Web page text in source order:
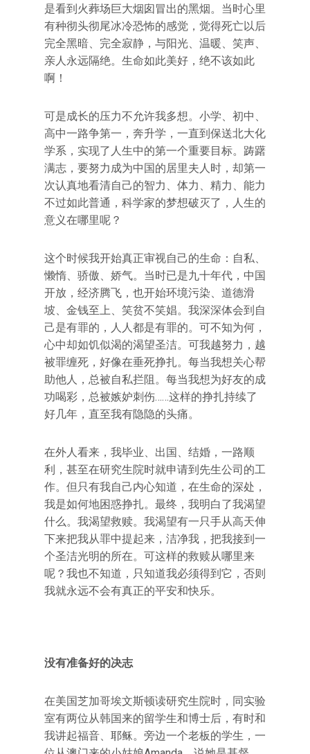
是看到火葬场巨大烟囱冒出的黑烟。当时心里
有种彻头彻尾冰冷恐怖的感觉，觉得死亡以后
完全黑暗、完全寂静，与阳光、温暖、笑声、
亲人永远隔绝。生命如此美好，绝不该如此
啊！
可是成长的压力不允许我多想。小学、初中、
高中一路争第一，奔升学，一直到保送北大化
学系，实现了人生中的第一个重要目标。踌躇
满志，要努力成为中国的居里夫人时，却第一
次认真地看清自己的智力、体力、精力、能力
不过如此普通，科学家的梦想破灭了，人生的
意义在哪里呢？
这个时候我开始真正审视自己的生命：自私、
懒惰、骄傲、娇气。当时已是九十年代，中国
开放，经济腾飞，也开始环境污染、道德滑
坡、金钱至上、笑贫不笑娼。我深深体会到自
己是有罪的，人人都是有罪的。可不知为何，
心中却如饥似渴的渴望圣洁。可我越努力，越
被罪缠死，好像在垂死挣扎。每当我想关心帮
助他人，总被自私拦阻。每当我想为好友的成
功喝彩，总被嫉妒刺伤……这样的挣扎持续了
好几年，直至我有隐隐的头痛。
在外人看来，我毕业、出国、结婚，一路顺
利，甚至在研究生院时就申请到先生公司的工
作。但只有我自己内心知道，在生命的深处，
我是如何地困惑挣扎。最终，我明白了我渴望
什么。我渴望救赎。我渴望有一只手从高天伸
下来把我从罪中提起来，洁净我，把我接到一
个圣洁光明的所在。可这样的救赎从哪里来
呢？我也不知道，只知道我必须得到它，否则
我就永远不会有真正的平安和快乐。
没有准备好的决志
在美国芝加哥埃文斯顿读研究生院时，同实验
室有两位从韩国来的留学生和博士后，有时和
我讲起福音、耶稣。旁边一个老板的学生，一